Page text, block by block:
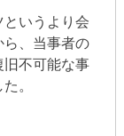
いうより会
ら、当事者の
旧不可能な事
。